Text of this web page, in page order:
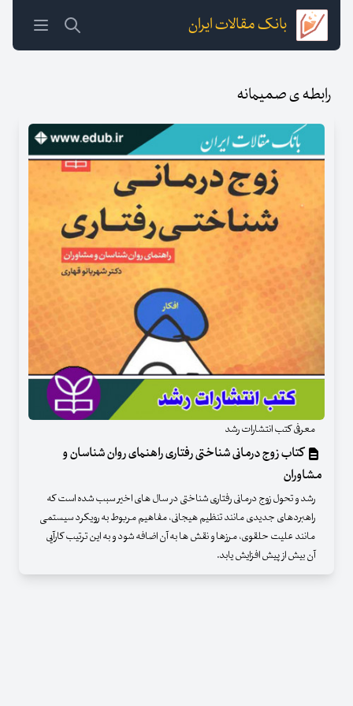
بانک مقالات ایران
رابطه ی صمیمانه
معرفی کتب انتشارات رشد
کتاب زوج درمانی شناختی رفتاری راهنمای روان شناسان و
مشاوران
رشد و تحول زوج درمانی رفتاری شناختی در سال های اخیر سبب شده است که
راهبردهای جدیدی مانند تنظیم هیجانی، مفاهیم مربوط به رویکرد سیستمی
مانند علیت حلقوی، مرزها و نقش ها به آن اضافه شود و به این ترتیب کارآیی
آن بیش از پیش افزایش یابد.